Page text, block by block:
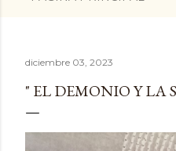
diciembre 03, 2023
" EL DEMONIO Y LA